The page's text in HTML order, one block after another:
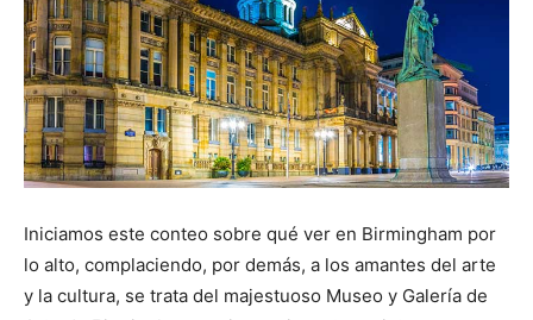
Iniciamos este conteo sobre qué ver en Birmingham por
lo alto, complaciendo, por demás, a los amantes del arte
y la cultura, se trata del majestuoso Museo y Galería de